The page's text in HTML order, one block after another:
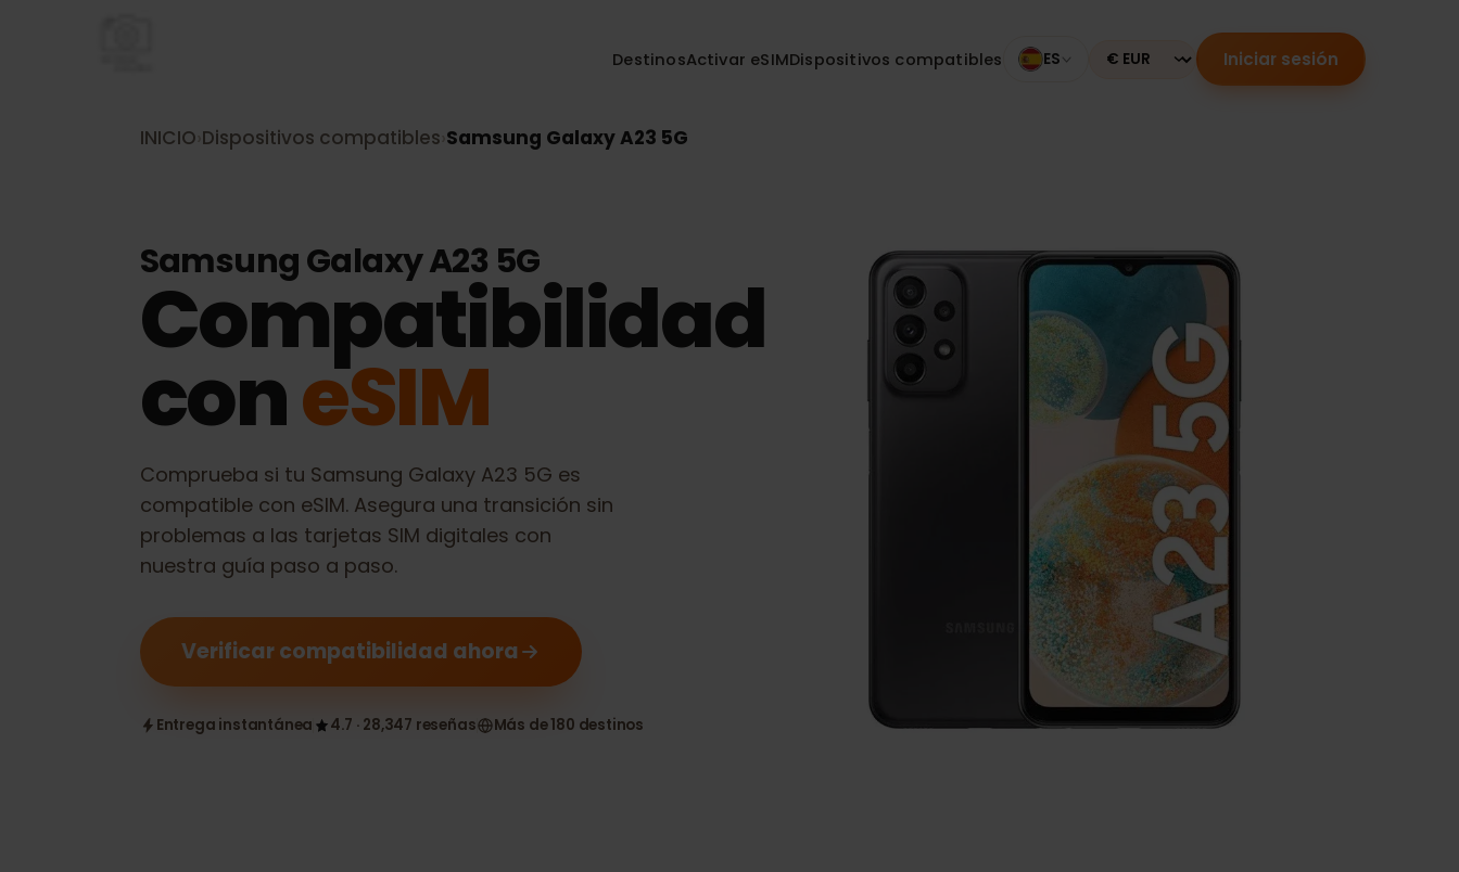
DestinosActivar eSIMDispositivos compatibles ES Currency Iniciar sesión
INICIO›Dispositivos compatibles›Samsung Galaxy A23 5G
Samsung Galaxy A23 5G
Compatibilidad
coneSIM
Comprueba si tuSamsung Galaxy A23 5G es
compatible con eSIM. Asegura una transición sin
problemas a las tarjetas SIM digitales con
Verificar compatibilidad ahora